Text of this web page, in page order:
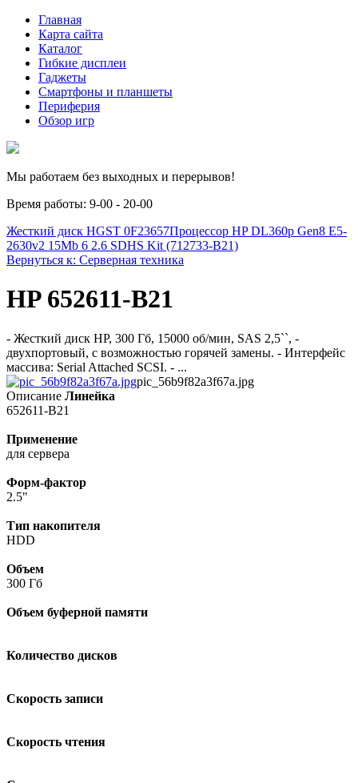
Главная
Карта сайта
Каталог
Гибкие дисплеи
Гаджеты
Смартфоны и планшеты
Периферия
Обзор игр
Мы работаем без выходных и перерывов!
Время работы: 9-00 - 20-00
Жесткий диск HGST 0F23657Процессор HP DL360p Gen8 E5-
2630v2 15Mb 6 2.6 SDHS Kit (712733-B21)
Вернуться к: Серверная техника
HP 652611-B21
- Жесткий диск HP, 300 Гб, 15000 об/мин, SAS 2,5``, -
двухпортовый, с возможностью горячей замены. - Интерфейс
массива: Serial Attached SCSI. - ...
pic_56b9f82a3f67a.jpg
Описание Линейка
652611-B21
Применение
для сервера
Форм-фактор
2.5"
Тип накопителя
HDD
Объем
300 Гб
Объем буферной памяти
Количество дисков
Скорость записи
Скорость чтения